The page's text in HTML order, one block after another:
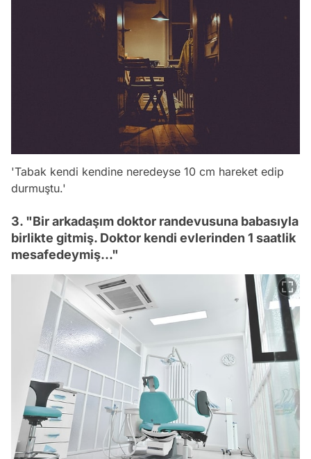
'Tabak kendi kendine neredeyse 10 cm hareket edip
durmuştu.'
3. "Bir arkadaşım doktor randevusuna babasıyla
birlikte gitmiş. Doktor kendi evlerinden 1 saatlik
mesafedeymiş..."